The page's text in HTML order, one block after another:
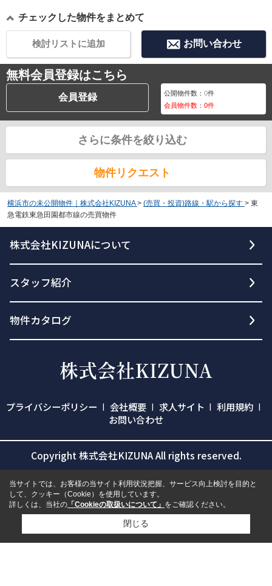
チェックした物件をまとめて
お問い合わせ
検討リストに追加
無料会員登録はこちら
会員登録 公開物件数：0件
会員物件数：0件
さらに条件を絞り込む
物件リクエスト
横浜市の未公開物件｜株式会社KIZUNA > (売買・投資)路線・駅から探す > 東
急電鉄東急田園都市線の売買物件
株式会社KIZUNAについて
スタッフ紹介
物件カタログ
プライバシーポリシー 会社概要 求人サイト
利用規約
お問い合わせ
Copyright 株式会社KIZUNA All rights reserved.
当サイトでは、お客様の当サイト利用状況把握、サービス向上検討を目的と
して、クッキー（Cookie）を使用しています。
詳しくは、当社の 「Cookieの取扱いについて」 をご確認ください。
閉じる